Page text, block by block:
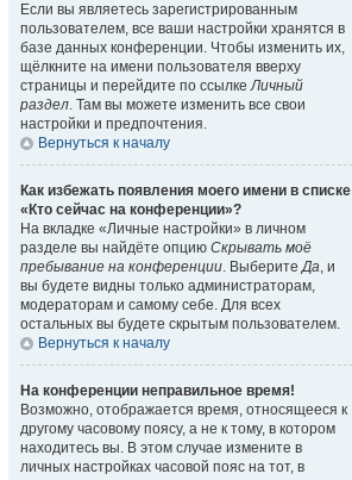
Если вы являетесь зарегистрированным
пользователем, все ваши настройки хранятся в
базе данных конференции. Чтобы изменить их,
щёлкните на имени пользователя вверху
страницы и перейдите по ссылкеЛичный
раздел. Там вы можете изменить все свои
настройки и предпочтения.
Вернуться к началу
Как избежать появления моего имени в списке
«Кто сейчас на конференции»?
На вкладке «Личные настройки» в личном
разделе вы найдёте опцию Скрывать моё
пребывание на конференции. ВыберитеДа, и
вы будете видны только администраторам,
модераторам и самому себе. Для всех
остальных вы будете скрытым пользователем.
Вернуться к началу
На конференции неправильное время!
Возможно, отображается время, относящееся к
другому часовому поясу, а не к тому, в котором
находитесь вы. В этом случае измените в
личных настройках часовой пояс на тот, в